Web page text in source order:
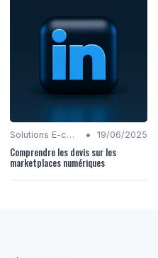
Solutions E-commerce • 19/06/2025
Comprendre les devis sur les
marketplaces numériques